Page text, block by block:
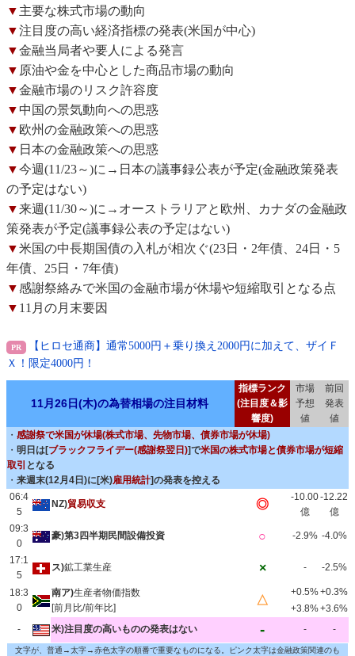
▼ 主要な株式市場の動向
▼注目度の高い経済指標の発表(米国が中心)
▼金融当局者や要人による発言
▼ 原油や金を中心とした商品市場の動向
▼金融市場のリスク許容度
▼ 中国の景気動向への思惑
▼ 欧州の金融政策への思惑
▼ 日本の金融政策への思惑
▼今週(11/23～)に→日本の議事録公表が予定(金融政策発表
の予定はない)
▼来週(11/30～)に→オーストラリアと欧州、カナダの金融政
策発表が予定(議事録公表の予定はない)
▼米国の中長期国債の入札が相次ぐ(23日・2年債、24日・5
年債、25日・7年債)
▼感謝祭絡みで米国の金融市場が休場や短縮取引となる点
▼ 11月の月末要因
【ヒロセ通商】通常5000円＋乗り換え2000円に加えて、ザイＦ
Ｘ！限定4000円！
11月26日(木)の為替相場の注目材料
指標ランク
(注目度＆影
響度)
市場
予想
値
前回
発表
値
・ 感謝祭で米国が休場(株式市場、先物市場、債券市場が休場)
・ 明日は[ブラックフライデー(感謝祭翌日)]で米国の株式市場と債券市場が短縮
取引 となる
・ 来週末(12月4日)に[米)雇用統計]の発表を控える
06:4
5
NZ)貿易収支 ◎
-10.00
億
-12.22
億
09:3
0
豪)第3四半期民間設備投資 ○ -2.9% -4.0%
17:1
5
ス)鉱工業生産 × - -2.5%
18:3
0
南ア)生産者物価指数
[前月比/前年比]
△
+0.5%+0.3%
+3.8%+3.6%
-
米)注目度の高いものの発表はない - - -
文字が、普通→太字→赤色太字の順番で重要なものになる。ピンク太字は金融政策関連のも